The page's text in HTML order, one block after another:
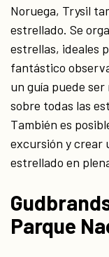
Noruega, Trysil
estrellado. Se
estrellas, ideales
fantástico
un guía puede
sobre todas las
También es
excursión y crear
estrellado en
Parque